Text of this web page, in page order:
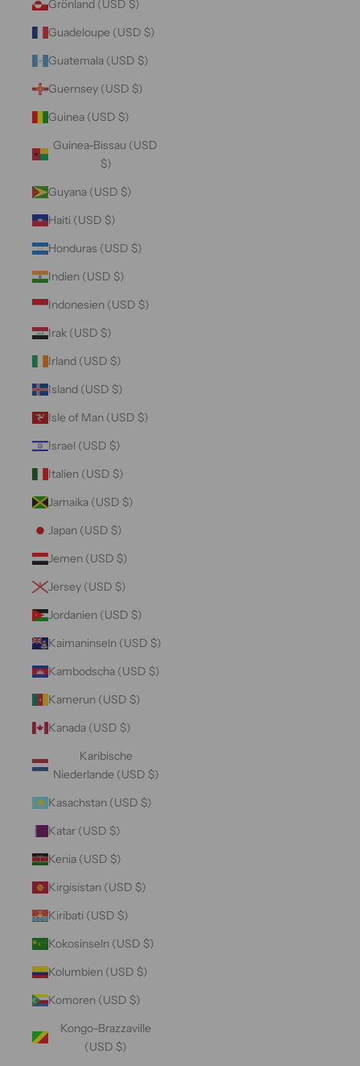
Grönland (USD $)
Guadeloupe (USD $)
Guatemala (USD $)
Guernsey (USD $)
Guinea (USD $)
Guinea-Bissau (USD
$)
Guyana (USD $)
Haiti (USD $)
Honduras (USD $)
Indien (USD $)
Indonesien (USD $)
Irak (USD $)
Irland (USD $)
Island (USD $)
Isle of Man (USD $)
Israel (USD $)
Italien (USD $)
Jamaika (USD $)
Japan (USD $)
Jemen (USD $)
Jersey (USD $)
Jordanien (USD $)
Kaimaninseln (USD $)
Kambodscha (USD $)
Kamerun (USD $)
Kanada (USD $)
Karibische
Niederlande (USD $)
Kasachstan (USD $)
Katar (USD $)
Kenia (USD $)
Kirgisistan (USD $)
Kiribati (USD $)
Kokosinseln (USD $)
Kolumbien (USD $)
Komoren (USD $)
Kongo-Brazzaville
(USD $)